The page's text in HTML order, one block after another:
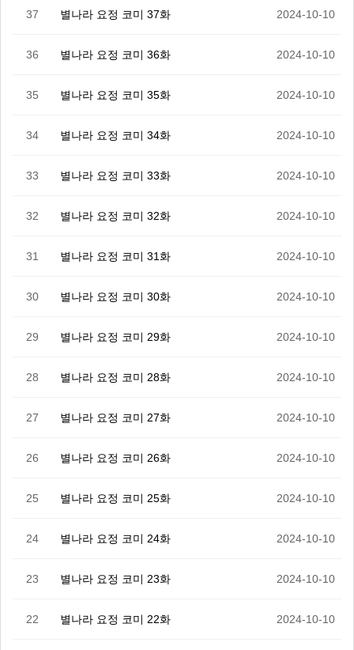
37 별나라 요정 코미 37화 2024-10-10
36 별나라 요정 코미 36화 2024-10-10
35 별나라 요정 코미 35화 2024-10-10
34 별나라 요정 코미 34화 2024-10-10
33 별나라 요정 코미 33화 2024-10-10
32 별나라 요정 코미 32화 2024-10-10
31 별나라 요정 코미 31화 2024-10-10
30 별나라 요정 코미 30화 2024-10-10
29 별나라 요정 코미 29화 2024-10-10
28 별나라 요정 코미 28화 2024-10-10
27 별나라 요정 코미 27화 2024-10-10
26 별나라 요정 코미 26화 2024-10-10
25 별나라 요정 코미 25화 2024-10-10
24 별나라 요정 코미 24화 2024-10-10
23 별나라 요정 코미 23화 2024-10-10
22 별나라 요정 코미 22화 2024-10-10